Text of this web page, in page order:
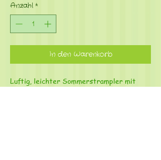
Anzahl *
In den Warenkorb
Luftig, leichter Sommerstrampler mit